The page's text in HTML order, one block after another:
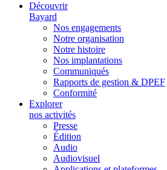
Découvrir
Bayard
Nos engagements
Notre organisation
Notre histoire
Nos implantations
Communiqués
Rapports de gestion & DPEF
Conformité
Explorer
nos activités
Presse
Édition
Audio
Audiovisuel